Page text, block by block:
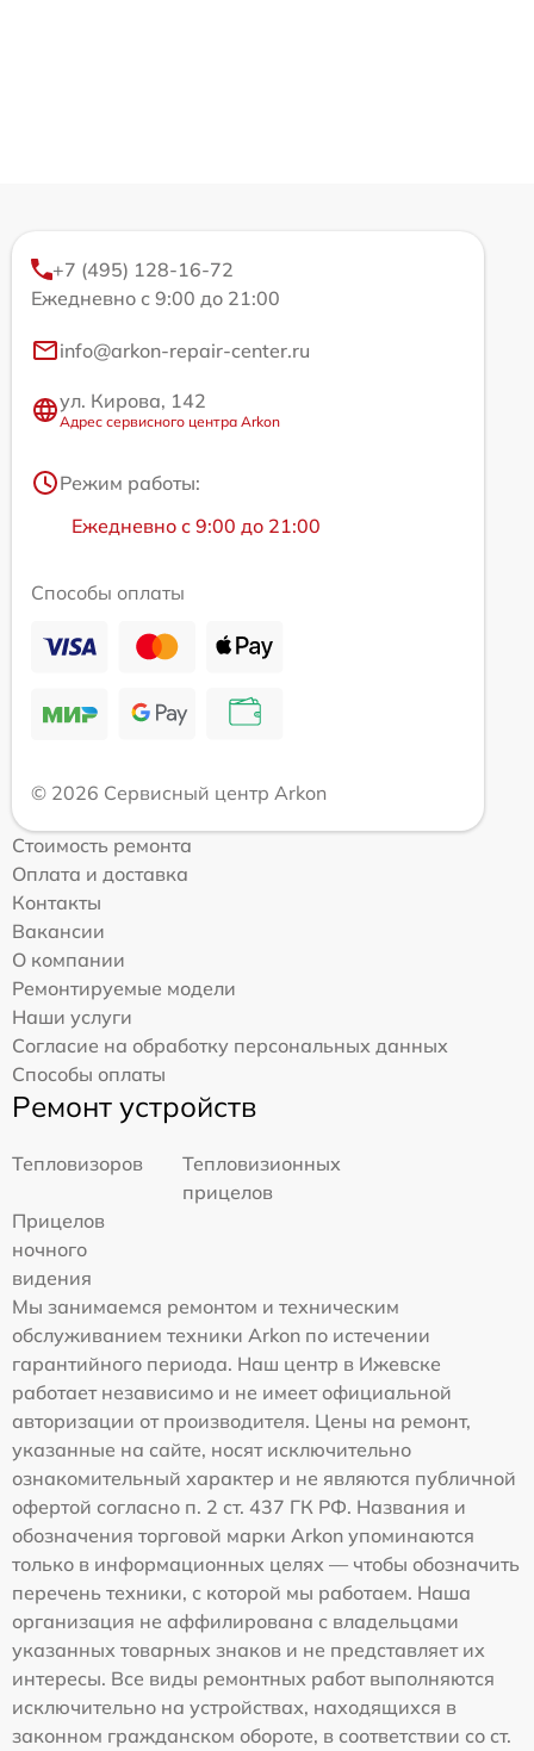
+7 (495) 128-16-72
Ежедневно с 9:00 до 21:00
info@arkon-repair-center.ru
ул. Кирова, 142
Адрес сервисного центра Arkon
Режим работы:
Ежедневно с 9:00 до 21:00
Способы оплаты
© 2026 Сервисный центр Arkon
Стоимость ремонта
Оплата и доставка
Контакты
Вакансии
О компании
Ремонтируемые модели
Наши услуги
Согласие на обработку персональных данных
Способы оплаты
Ремонт устройств
Тепловизоров
Тепловизионных
прицелов
Прицелов
ночного
видения
Мы занимаемся ремонтом и техническим
обслуживанием техники Arkon по истечении
гарантийного периода. Наш центр в Ижевске
работает независимо и не имеет официальной
авторизации от производителя. Цены на ремонт,
указанные на сайте, носят исключительно
ознакомительный характер и не являются публичной
офертой согласно п. 2 ст. 437 ГК РФ. Названия и
обозначения торговой марки Arkon упоминаются
только в информационных целях — чтобы обозначить
перечень техники, с которой мы работаем. Наша
организация не аффилирована с владельцами
указанных товарных знаков и не представляет их
интересы. Все виды ремонтных работ выполняются
исключительно на устройствах, находящихся в
законном гражданском обороте, в соответствии со ст.